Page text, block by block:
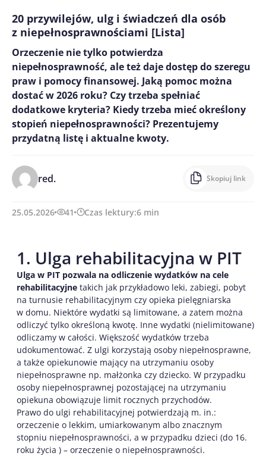
20 przywilejów, ulg i świadczeń dla osób
z niepełnosprawnościami [Lista]
Orzeczenie nie tylko potwierdza
niepełnosprawność, ale też daje dostęp do szeregu
praw i pomocy finansowej. Jaką pomoc można
dostać w 2026 roku? Czy trzeba spełniać
dodatkowe kryteria? Kiedy trzeba mieć określony
stopień niepełnosprawności? Prezentujemy
przydatną listę i aktualne kwoty.
red. Skopiuj link
25.05.2026 41 Czas lektury:6 min
1. Ulga rehabilitacyjna w PIT
Ulga w PIT pozwala na odliczenie wydatków na cele
rehabilitacyjne takich jak przykładowo leki, zabiegi, pobyt
na turnusie rehabilitacyjnym czy opieka pielęgniarska
w domu. Niektóre wydatki są limitowane, a zatem można
odliczyć tylko określoną kwotę. Inne wydatki (nielimitowane)
odliczamy w całości. Większość wydatków trzeba
udokumentować. Z ulgi korzystają osoby niepełnosprawne,
a także opiekunowie mający na utrzymaniu osoby
niepełnosprawne np. małżonka czy dziecko. W przypadku
osoby niepełnosprawnej pozostającej na utrzymaniu
opiekuna obowiązuje limit rocznych przychodów.
Prawo do ulgi rehabilitacyjnej potwierdzają m. in.:
orzeczenie o lekkim, umiarkowanym albo znacznym
stopniu niepełnosprawności, a w przypadku dzieci (do 16.
roku życia ) – orzeczenie o niepełnosprawności.